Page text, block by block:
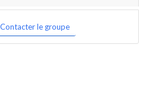
Contacter le groupe